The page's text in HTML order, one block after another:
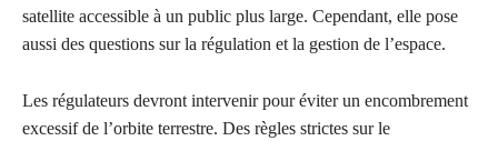
satellite accessible à un public plus large. Cependant, elle pose
aussi des questions sur la régulation et la gestion de l’espace.
Les régulateurs devront intervenir pour éviter un encombrement
excessif de l’orbite terrestre. Des règles strictes sur le